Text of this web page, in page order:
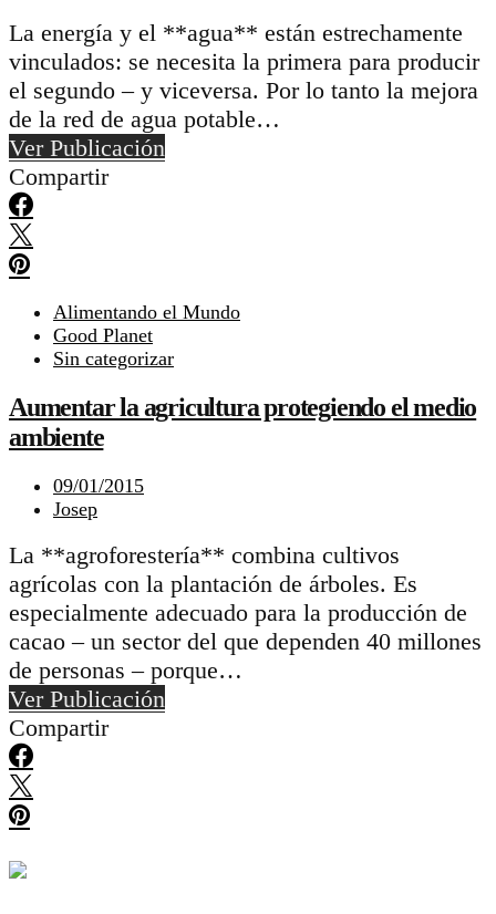
La energía y el **agua** están estrechamente
vinculados: se necesita la primera para producir
el segundo – y viceversa. Por lo tanto la mejora
de la red de agua potable…
Ver Publicación
Compartir
Alimentando el Mundo
Good Planet
Sin categorizar
Aumentar la agricultura protegiendo el medio
ambiente
09/01/2015
Josep
La **agroforestería** combina cultivos
agrícolas con la plantación de árboles. Es
especialmente adecuado para la producción de
cacao – un sector del que dependen 40 millones
de personas – porque…
Ver Publicación
Compartir